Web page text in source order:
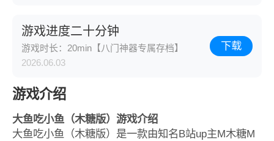
游戏进度二十分钟
游戏时长：20min【八门神器专属存档】
2026.06.03
下载
游戏介绍
大鱼吃小鱼（木糖版）游戏介绍
大鱼吃小鱼（木糖版）是一款由知名B站up主M木糖M